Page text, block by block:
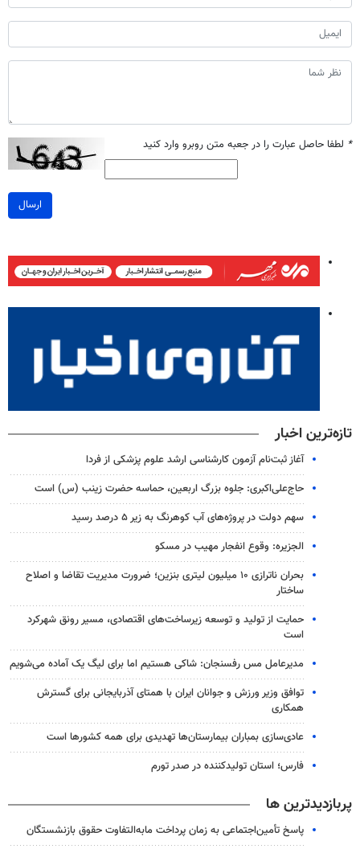
* لطفا حاصل عبارت را در جعبه متن روبرو وارد کنید
ارسال
تازه‌ترین اخبار
آغاز ثبت‌نام‌ آزمون کارشناسی ارشد علوم پزشکی از فردا
حاج‌علی‌اکبری: جلوه بزرگ اربعین، حماسه حضرت زینب (س) است
سهم دولت در پروژه‌های آب کوهرنگ به زیر ۵ درصد رسید
الجزیره: وقوع انفجار مهیب در مسکو
بحران ناترازی ۱۰ میلیون لیتری بنزین؛ ضرورت مدیریت تقاضا و اصلاح
ساختار
حمایت از تولید و توسعه زیرساخت‌های اقتصادی، مسیر رونق شهرکرد
است
مدیرعامل مس رفسنجان: شاکی هستیم اما برای لیگ یک آماده می‌شویم
توافق وزیر ورزش و جوانان ایران با همتای آذربایجانی برای گسترش
همکاری
عادی‌سازی بمباران بیمارستان‌ها تهدیدی برای همه کشورها است
فارس؛ استان تولیدکننده در صدر تورم
پربازدیدترین ها
پاسخ تأمین‌اجتماعی به زمان پرداخت مابه‌التفاوت حقوق بازنشستگان